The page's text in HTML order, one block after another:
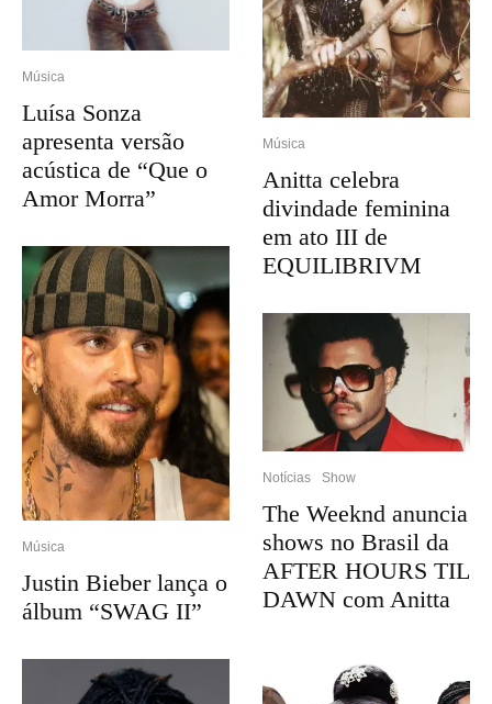
Música
Luísa Sonza
apresenta versão
acústica de “Que o
Amor Morra”
Música
Justin Bieber lança o
álbum “SWAG II”
Música
Anitta celebra
divindade feminina
em ato III de
EQUILIBRIVM
Notícias Show
The Weeknd anuncia
shows no Brasil da
AFTER HOURS TIL
DAWN com Anitta